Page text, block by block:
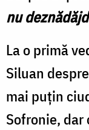
nu
La o primă
Siluan
mai puțin
Sofronie,